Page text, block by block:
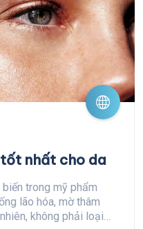
nhất cho da
trong mỹ phẩm
lão hóa, mờ thâm
không phải loại